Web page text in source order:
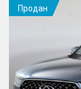
Продан